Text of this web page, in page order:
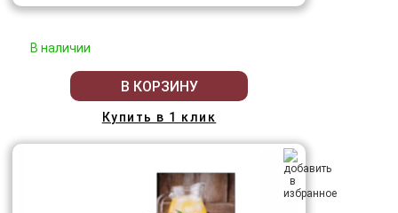
В наличии
В КОРЗИНУ
Купить в 1 клик